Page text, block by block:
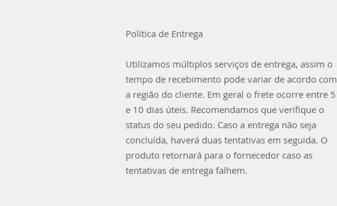
Política de Entrega
Utilizamos múltiplos serviços de entrega, assim o
tempo de recebimento pode variar de acordo com
a região do cliente. Em geral o frete ocorre entre 5
e 10 dias úteis. Recomendamos que verifique o
status do seu pedido. Caso a entrega não seja
concluída, haverá duas tentativas em seguida. O
produto retornará para o fornecedor caso as
tentativas de entrega falhem.